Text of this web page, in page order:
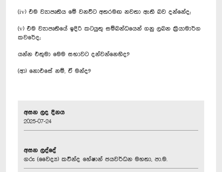
(iv) එම ව්‍යාපෘතිය මේ වනවිට අතරමඟ නවතා ඇති බව දන්නේද;
(v) එම ව්‍යාපෘතියේ ඉදිරි කටයුතු සම්බන්ධයෙන් ගනු ලබන ක්‍රියාමාර්ග
කවරේද;
යන්න එතුමා මෙම සභාවට දන්වන්නෙහිද?
(ආ) නොඑසේ නම්, ඒ මන්ද?
අසන ලද දිනය
2025-07-24
අසන ලද්දේ
ගරු (වෛද්‍ය) කවින්ද හේෂාන් ජයවර්ධන මහතා, පා.ම.